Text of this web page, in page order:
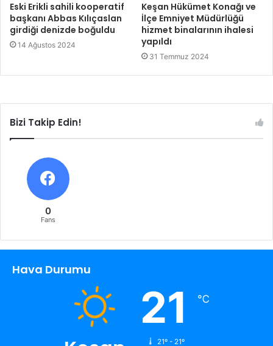
Eski Erikli sahili kooperatif
başkanı Abbas Kılıçaslan
girdiği denizde boğuldu
14 Ağustos 2024
Keşan Hükümet Konağı ve
İlçe Emniyet Müdürlüğü
hizmet binalarının ihalesi
yapıldı
31 Temmuz 2024
Bizi Takip Edin!
0
Fans
Hava Durumu
21 ℃
21º - 21º